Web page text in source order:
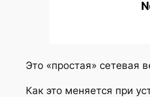
Это «простая» сетевая
Как это меняется при